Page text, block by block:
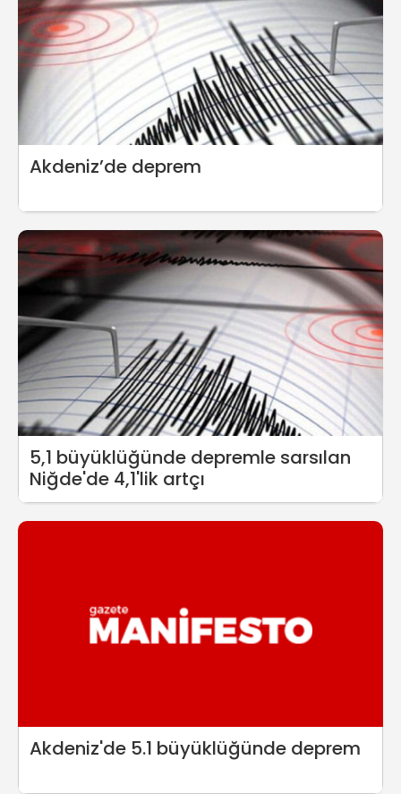
Akdeniz’de deprem
5,1 büyüklüğünde depremle sarsılan
Niğde'de 4,1'lik artçı
Akdeniz'de 5.1 büyüklüğünde deprem